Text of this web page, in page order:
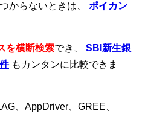
からないときは、 ポイカン
を横断検索でき、 SBI新生銀
もカンタンに比較できま
、AppDriver、GREE、